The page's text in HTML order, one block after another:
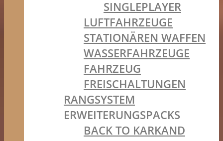
SINGLEPLAYER
LUFTFAHRZEUGE
STATIONÄREN WAFFEN
WASSERFAHRZEUGE
FAHRZEUG
FREISCHALTUNGEN
RANGSYSTEM
ERWEITERUNGSPACKS
BACK TO KARKAND